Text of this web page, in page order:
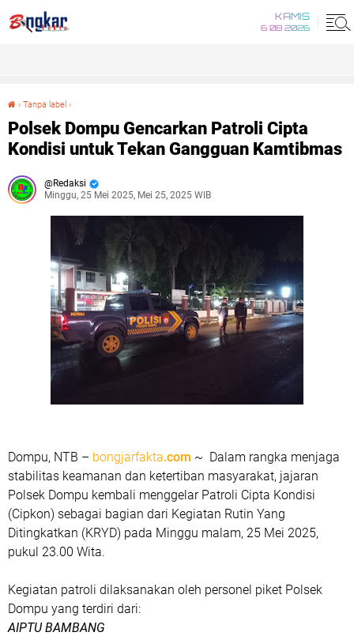
KAMIS
6 08 2026
› Tanpa label ›
Polsek Dompu Gencarkan Patroli Cipta
Kondisi untuk Tekan Gangguan Kamtibmas
Redaksi
Minggu, 25 Mei 2025, Mei 25, 2025 WIB
Dompu, NTB – bongjarfakta.com ~ Dalam rangka menjaga
stabilitas keamanan dan ketertiban masyarakat, jajaran
Polsek Dompu kembali menggelar Patroli Cipta Kondisi
(Cipkon) sebagai bagian dari Kegiatan Rutin Yang
Ditingkatkan (KRYD) pada Minggu malam, 25 Mei 2025,
pukul 23.00 Wita.
Kegiatan patroli dilaksanakan oleh personel piket Polsek
Dompu yang terdiri dari:
AIPTU BAMBANG